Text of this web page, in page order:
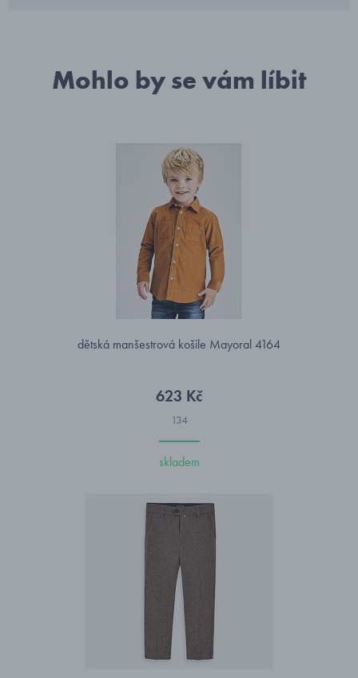
Mohlo by se vám líbit
dětská manšestrová košile Mayoral 4164
623 Kč
134
skladem